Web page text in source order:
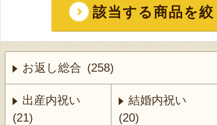
該当する商品を
お返し総合 (258)
出産内祝い
(21)
結婚内祝い
(20)